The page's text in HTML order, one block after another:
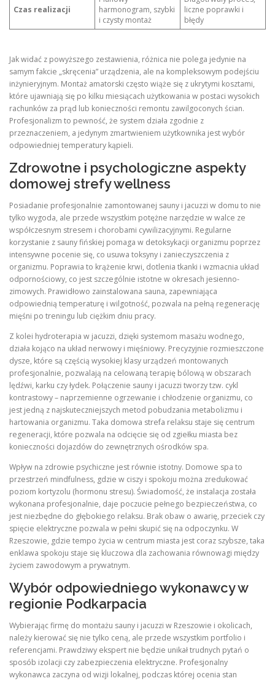
Czas realizacji
harmonogram, szybki
i czysty montaż
liczne poprawki i
błędy
Jak widać z powyższego zestawienia, różnica nie polega jedynie na
samym fakcie „skręcenia” urządzenia, ale na kompleksowym podejściu
inżynieryjnym. Montaż amatorski często wiąże się z ukrytymi kosztami,
które ujawniają się po kilku miesiącach użytkowania w postaci wysokich
rachunków za prąd lub konieczności remontu zawilgoconych ścian.
Profesjonalizm to pewność, że system działa zgodnie z
przeznaczeniem, a jedynym zmartwieniem użytkownika jest wybór
odpowiedniej temperatury kąpieli.
Zdrowotne i psychologiczne aspekty
domowej strefy wellness
Posiadanie profesjonalnie zamontowanej sauny i jacuzzi w domu to nie
tylko wygoda, ale przede wszystkim potężne narzędzie w walce ze
współczesnym stresem i chorobami cywilizacyjnymi. Regularne
korzystanie z sauny fińskiej pomaga w detoksykacji organizmu poprzez
intensywne pocenie się, co usuwa toksyny i zanieczyszczenia z
organizmu. Poprawia to krążenie krwi, dotlenia tkanki i wzmacnia układ
odpornościowy, co jest szczególnie istotne w okresach jesienno-
zimowych. Prawidłowo zainstalowana sauna, zapewniająca
odpowiednią temperaturę i wilgotność, pozwala na pełną regenerację
mięśni po treningu lub ciężkim dniu pracy.
Z kolei hydroterapia w jacuzzi, dzięki systemom masażu wodnego,
działa kojąco na układ nerwowy i mięśniowy. Precyzyjnie rozmieszczone
dysze, które są częścią wysokiej klasy urządzeń montowanych
profesjonalnie, pozwalają na celowaną terapię bólową w obszarach
lędźwi, karku czy łydek. Połączenie sauny i jacuzzi tworzy tzw. cykl
kontrastowy – naprzemienne ogrzewanie i chłodzenie organizmu, co
jest jedną z najskuteczniejszych metod pobudzania metabolizmu i
hartowania organizmu. Taka domowa strefa relaksu staje się centrum
regeneracji, które pozwala na odcięcie się od zgiełku miasta bez
konieczności dojazdów do zewnętrznych ośrodków spa.
Wpływ na zdrowie psychiczne jest równie istotny. Domowe spa to
przestrzeń mindfulness, gdzie w ciszy i spokoju można zredukować
poziom kortyzolu (hormonu stresu). Świadomość, że instalacja została
wykonana profesjonalnie, daje poczucie pełnego bezpieczeństwa, co
jest niezbędne do głębokiego relaksu. Brak obaw o awarię, przeciek czy
spięcie elektryczne pozwala w pełni skupić się na odpoczynku. W
Rzeszowie, gdzie tempo życia w centrum miasta jest coraz szybsze, taka
enklawa spokoju staje się kluczowa dla zachowania równowagi między
życiem zawodowym a prywatnym.
Wybór odpowiedniego wykonawcy w
regionie Podkarpacia
Wybierając firmę do montażu sauny i jacuzzi w Rzeszowie i okolicach,
należy kierować się nie tylko ceną, ale przede wszystkim portfolio i
referencjami. Prawdziwy ekspert nie będzie unikał trudnych pytań o
sposób izolacji czy zabezpieczenia elektryczne. Profesjonalny
wykonawca zaczyna od wizji lokalnej, podczas której ocenia stan